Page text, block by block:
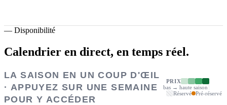
— Disponibilité
Calendrier en direct, en temps réel.
LA SAISON EN UN COUP D'ŒIL
· APPUYEZ SUR UNE SEMAINE
POUR Y ACCÉDER
PRIX
bas → haute saison
Réservé
Pré-réservé